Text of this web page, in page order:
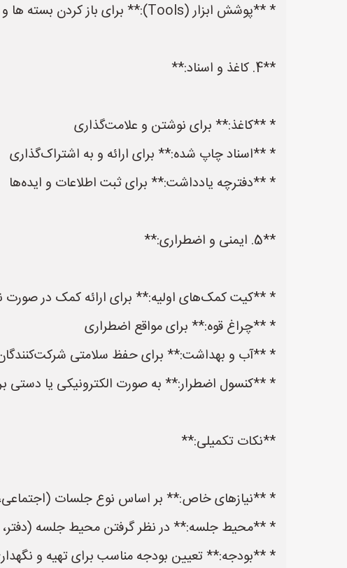
* **پوشش ابزار (Tools):** برای باز کردن بسته ها و یا هر ابزار دیگری که در طول جلسه نیاز باشد.
**4. کاغذ و اسناد:**
* **کاغذ:** برای نوشتن و علامت‌گذاری
* **اسناد چاپ شده:** برای ارائه و به اشتراک‌گذاری
* **دفترچه یادداشت:** برای ثبت اطلاعات و ایده‌ها
**5. ایمنی و اضطراری:**
* **کیت کمک‌های اولیه:** برای ارائه کمک در صورت
* **چراغ قوه:** برای مواقع اضطراری
* **آب و بهداشت:** برای حفظ سلامتی
* **کنسول اضطرار:** به صورت الکترونیکی یا دستی
**نکات تکمیلی:**
* **نیازهای خاص:** بر اساس نوع جلسات (اجتماعی،
* **محیط جلسه:** در نظر گرفتن محیط جلسه (دفتر،
* **بودجه:** تعیین بودجه مناسب برای تهیه و